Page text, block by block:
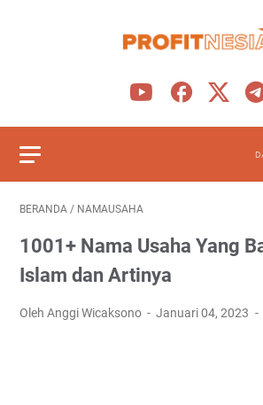
BERANDA / NAMAUSAHA
1001+ Nama Usaha Yang
Islam dan Artinya
Oleh Anggi Wicaksono Januari 04, 2023